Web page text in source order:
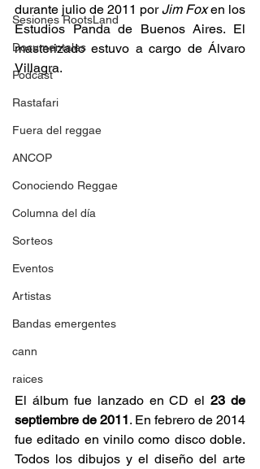
Sesiones RootsLand
Documentales
Podcast
Rastafari
Fuera del reggae
ANCOP
Conociendo Reggae
Columna del día
Sorteos
Eventos
Artistas
Bandas emergentes
cann
raices
durante julio de 2011 por Jim Fox en los
Estudios Panda de Buenos Aires. El
masterizado estuvo a cargo de Álvaro
Villagra.
El álbum fue lanzado en CD el 23 de
septiembre de 2011. En febrero de 2014
fue editado en vinilo como disco doble.
Todos los dibujos y el diseño del arte